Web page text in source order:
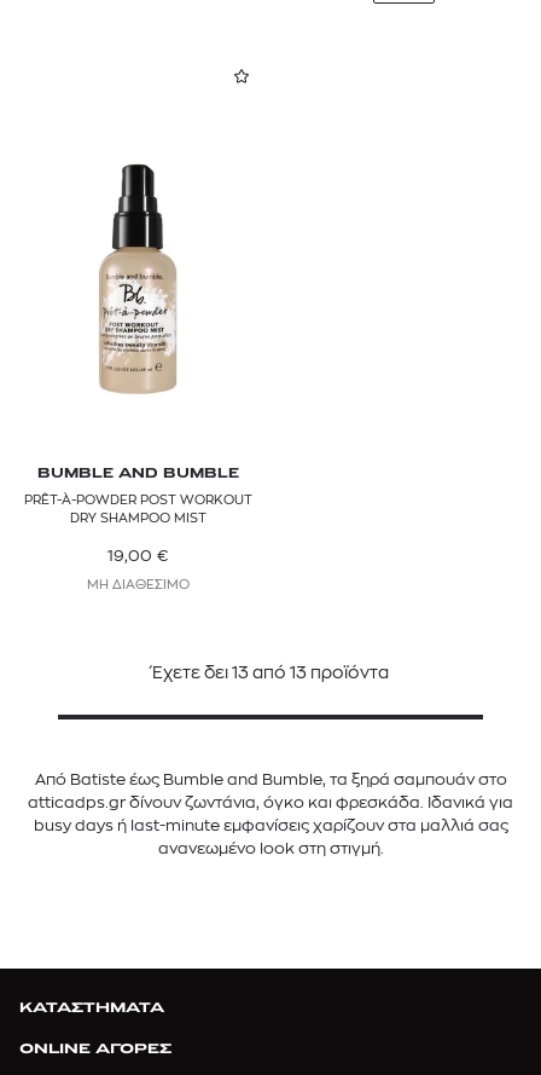
BUMBLE AND BUMBLE
PRÊT-À-POWDER POST WORKOUT
DRY SHAMPOO MIST
19,00 €
ΜΗ ΔΙΑΘΕΣΙΜΟ
Έχετε δει 13 από 13 προϊόντα
Από Batiste έως Bumble and Bumble, τα ξηρά σαμπουάν στο
atticadps.gr δίνουν ζωντάνια, όγκο και φρεσκάδα. Ιδανικά για
busy days ή last-minute εμφανίσεις χαρίζουν στα μαλλιά σας
ανανεωμένο look στη στιγμή.
ΚΑΤΑΣΤΗΜΑΤΑ
ONLINE ΑΓΟΡΕΣ